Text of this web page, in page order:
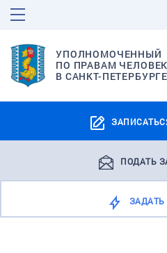
УПОЛНОМОЧЕННЫЙ
ПО ПРАВАМ
В САНКТ-ПЕТЕРБУРГЕ
ПОДАТЬ